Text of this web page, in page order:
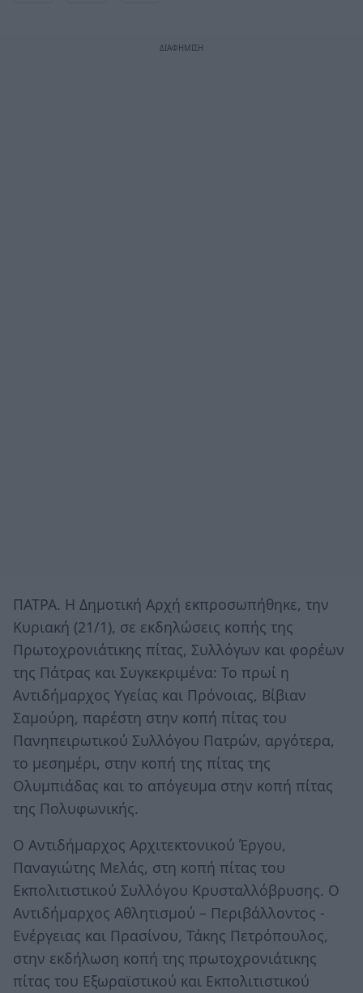
ΠΑΤΡΑ. Η Δημοτική Αρχή εκπροσωπήθηκε, την
Κυριακή (21/1), σε εκδηλώσεις κοπής της
Πρωτοχρονιάτικης πίτας, Συλλόγων και φορέων
της Πάτρας και Συγκεκριμένα: Το πρωί η
Αντιδήμαρχος Υγείας και Πρόνοιας, Βίβιαν
Σαμούρη, παρέστη στην κοπή πίτας του
Πανηπειρωτικού Συλλόγου Πατρών, αργότερα,
το μεσημέρι, στην κοπή της πίτας της
Ολυμπιάδας και το απόγευμα στην κοπή πίτας
της Πολυφωνικής.
Ο Αντιδήμαρχος Αρχιτεκτονικού Έργου,
Παναγιώτης Μελάς, στη κοπή πίτας του
Εκπολιτιστικού Συλλόγου Κρυσταλλόβρυσης. Ο
Αντιδήμαρχος Αθλητισμού – Περιβάλλοντος -
Ενέργειας και Πρασίνου, Τάκης Πετρόπουλος,
στην εκδήλωση κοπή της πρωτοχρονιάτικης
πίτας του Εξωραϊστικού και Εκπολιτιστικού